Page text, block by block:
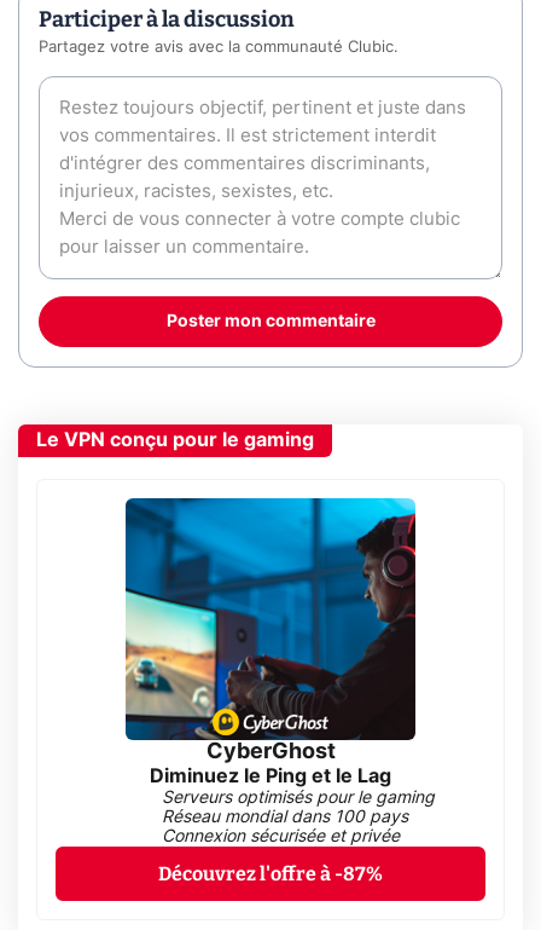
Participer à la discussion
Partagez votre avis avec la communauté Clubic.
Poster mon commentaire
Le VPN conçu pour le gaming
CyberGhost
Diminuez le Ping et le Lag
Serveurs optimisés pour le gaming
Réseau mondial dans 100 pays
Connexion sécurisée et privée
Découvrez l'offre à -87%